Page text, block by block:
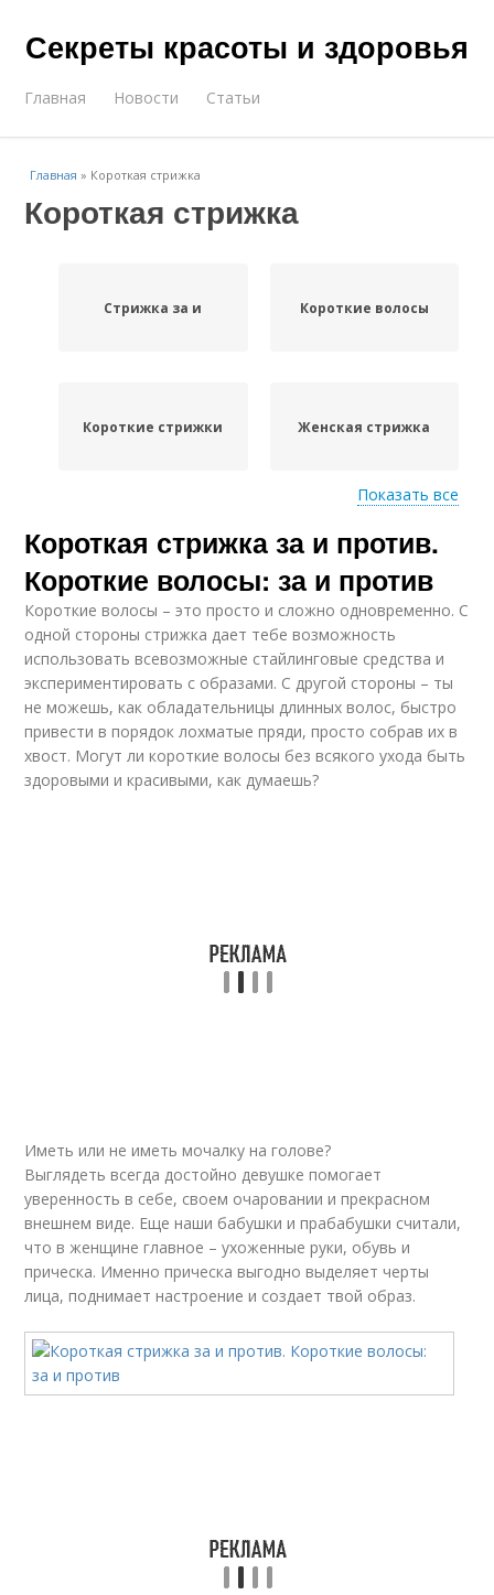
Секреты красоты и здоровья
Главная Новости Статьи
Главная » Короткая стрижка
Короткая стрижка
Стрижка за и Короткие волосы
Короткие стрижки Женская стрижка
Уход для стрижки
Показать все
Короткая стрижка за и против.
Короткие волосы: за и против
Короткие волосы – это просто и сложно одновременно. С
одной стороны стрижка дает тебе возможность
использовать всевозможные стайлинговые средства и
экспериментировать с образами. С другой стороны – ты
не можешь, как обладательницы длинных волос, быстро
привести в порядок лохматые пряди, просто собрав их в
хвост. Могут ли короткие волосы без всякого ухода быть
здоровыми и красивыми, как думаешь?
Иметь или не иметь мочалку на голове?
Выглядеть всегда достойно девушке помогает
уверенность в себе, своем очаровании и прекрасном
внешнем виде. Еще наши бабушки и прабабушки считали,
что в женщине главное – ухоженные руки, обувь и
прическа. Именно прическа выгодно выделяет черты
лица, поднимает настроение и создает твой образ.